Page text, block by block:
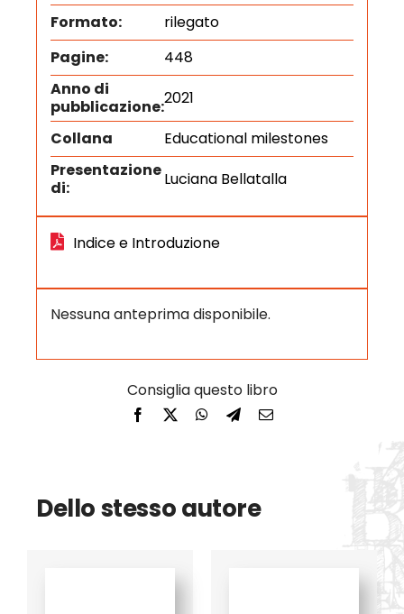
Formato:
rilegato
Pagine:
448
Anno di
pubblicazione:2021
Collana
Educational milestones
Presentazione
di:
Luciana Bellatalla
Indice e Introduzione
Nessuna anteprima disponibile.
Dello stesso autore